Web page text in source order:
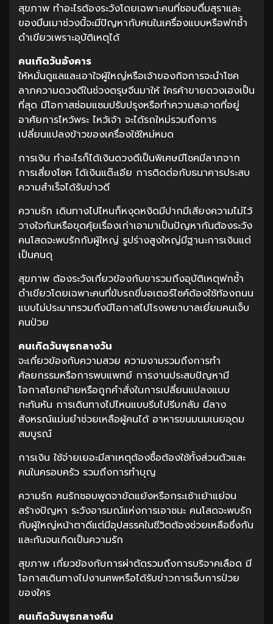
สุขภาพ ทำอะไรต้องระวังโดยเฉพาะคนที่ชอบดื่มสุราและ
ของมึนเมาช่วงนี้จะมีปัญหากับคนในเครื่องแบบหรือฟกช้ำ
ดำเขียวเพราะอุบัติเหตุได้
คนเกิดวันอังคาร
ให้หมั่นดูแลและเอาใจผู้ใหญ่หรือเจ้าของกิจการจะนำโชค
ลาภความดวงดีในช่วงตรุษจีนมาให้ ใครค้าขายดวงเฮงเป็น
ที่สุด มีโอกาสซ่อมแซมปรับปรุงหรือทำความสะอาดที่อยู่
อาศัยการไหว้พระ ไหว้เจ้า จะได้รถใหม่รวมถึงการ
เปลี่ยนแปลงข้าวของเครื่องใช้ใหม่หมด
การเงิน ทำอะไรก็ได้เงินดวงดีเป็นพิเศษมีโชคมีลาภจาก
การเสี่ยงโชค ได้เงินแต๊ะเอีย การติดต่อกับธนาคารประสบ
ความสำเร็จได้รับข่าวดี
ความรัก เดินทางไปไหนก็หงุดหงิดมีปากมีเสียงความไม่ไว้
วางใจกันหรือขุดคุ้ยเรื่องเก่าเอามาเป็นปัญหากันต้องระวัง
คนโสดจะพบรักกับผู้ใหญ่ รูปร่างสูงใหญ่มีฐานะการเงินแต่
เป็นคนดุ
สุขภาพ ต้องระวังเกี่ยวข้องกับขารวมถึงอุบัติเหตุฟกช้ำ
ดำเขียวโดยเฉพาะคนที่ขับรถขี่มอเตอร์ไซค์ต้องใช้ท้องถนน
แบบไม่ประมาทรวมถึงมีโอกาสไปโรงพยาบาลเยี่ยมคนเจ็บ
คนป่วย
คนเกิดวันพุธกลางวัน
จะเกี่ยวข้องกับความสวย ความงามรวมถึงการทำ
ศัลยกรรมหรือการพบแพทย์ การงานประสบปัญหามี
โอกาสโยกย้ายหรือถูกคำสั่งในการเปลี่ยนแปลงแบบ
กะทันหัน การเดินทางไปไหนแบบรีบไปรีบกลับ มีลาง
สังหรณ์แม่นยำช่วยเหลือผู้คนได้ อาหารขนมนมเนยอุดม
สมบูรณ์
การเงิน ใช้จ่ายเยอะมีสาเหตุต้องซื้อต้องใช้ทั้งส่วนตัวและ
คนในครอบครัว รวมถึงการทำบุญ
ความรัก คนรักชอบพูดจาขัดแย้งหรือกระเซ้าเย้าแย่จน
สร้างปัญหา ระวังอารมณ์แห่งการเอาชนะ คนโสดจะพบรัก
กับผู้ใหญ่หน้าตาดีแต่มีอุปสรรคในชีวิตต้องช่วยเหลือซึ่งกัน
และกันจนเกิดเป็นความรัก
สุขภาพ เกี่ยวข้องกับการผ่าตัดรวมถึงการบริจาคเลือด มี
โอกาสเดินทางไปงานศพหรือได้รับข่าวการเจ็บการป่วย
ของใคร
คนเกิดวันพุธกลางคืน